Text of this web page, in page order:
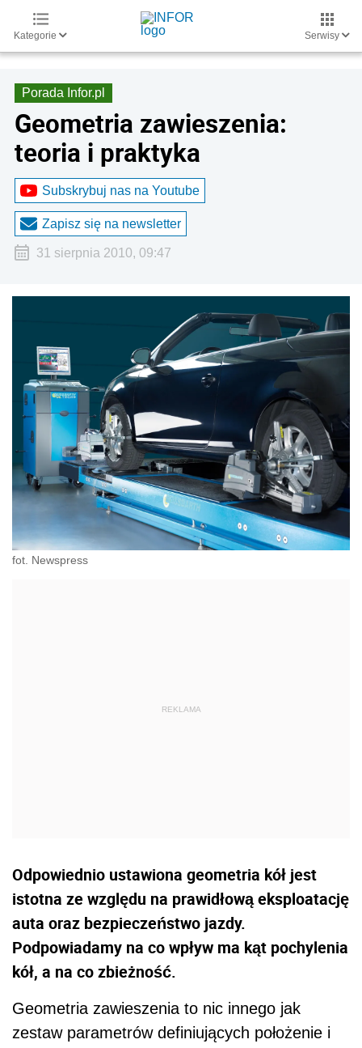
Kategorie Serwisy
Porada Infor.pl
Geometria zawieszenia:
teoria i praktyka
Subskrybuj nas na Youtube
Zapisz się na newsletter
31 sierpnia 2010, 09:47
fot. Newspress
Odpowiednio ustawiona geometria kół jest
istotna ze względu na prawidłową eksploatację
auta oraz bezpieczeństwo jazdy.
Podpowiadamy na co wpływ ma kąt pochylenia
kół, a na co zbieżność.
Geometria zawieszenia to nic innego jak
zestaw parametrów definiujących położenie i